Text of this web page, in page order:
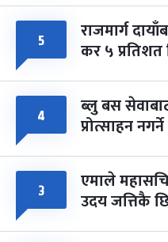
५ राजमार्ग
कर ५ प्रतिशत
४ ब्लु बस
प्रोत्साहन
३ एमाले
उदय जत्तिकै